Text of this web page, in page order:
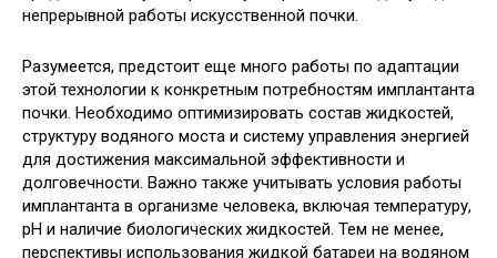
непрерывной работы искусственной почки.
Разумеется, предстоит еще много работы по адаптации
этой технологии к конкретным потребностям имплантанта
почки. Необходимо оптимизировать состав жидкостей,
структуру водяного моста и систему управления энергией
для достижения максимальной эффективности и
долговечности. Важно также учитывать условия работы
имплантанта в организме человека, включая температуру,
pH и наличие биологических жидкостей. Тем не менее,
перспективы использования жидкой батареи на водяном